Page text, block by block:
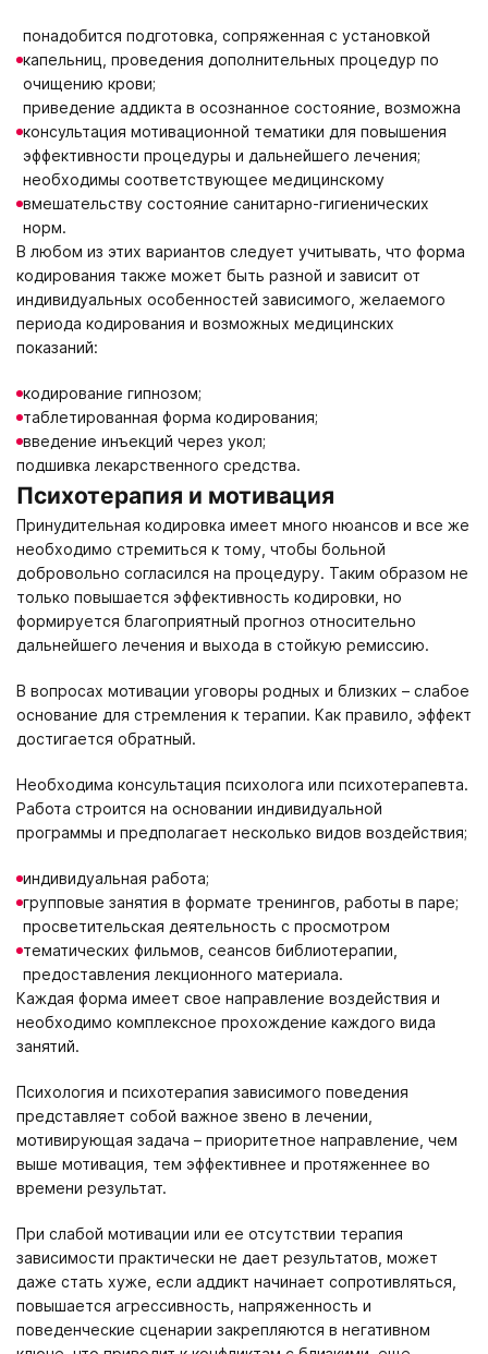
понадобится подготовка, сопряженная с установкой
капельниц, проведения дополнительных процедур по
очищению крови;
приведение аддикта в осознанное состояние, возможна
консультация мотивационной тематики для повышения
эффективности процедуры и дальнейшего лечения;
необходимы соответствующее медицинскому
вмешательству состояние санитарно-гигиенических
норм.
В любом из этих вариантов следует учитывать, что форма
кодирования также может быть разной и зависит от
индивидуальных особенностей зависимого, желаемого
периода кодирования и возможных медицинских
показаний:
кодирование гипнозом;
таблетированная форма кодирования;
введение инъекций через укол;
подшивка лекарственного средства.
Психотерапия и мотивация
Принудительная кодировка имеет много нюансов и все же
необходимо стремиться к тому, чтобы больной
добровольно согласился на процедуру. Таким образом не
только повышается эффективность кодировки, но
формируется благоприятный прогноз относительно
дальнейшего лечения и выхода в стойкую ремиссию.
В вопросах мотивации уговоры родных и близких – слабое
основание для стремления к терапии. Как правило, эффект
достигается обратный.
Необходима консультация психолога или психотерапевта.
Работа строится на основании индивидуальной
программы и предполагает несколько видов воздействия;
индивидуальная работа;
групповые занятия в формате тренингов, работы в паре;
просветительская деятельность с просмотром
тематических фильмов, сеансов библиотерапии,
предоставления лекционного материала.
Каждая форма имеет свое направление воздействия и
необходимо комплексное прохождение каждого вида
занятий.
Психология и психотерапия зависимого поведения
представляет собой важное звено в лечении,
мотивирующая задача – приоритетное направление, чем
выше мотивация, тем эффективнее и протяженнее во
времени результат.
При слабой мотивации или ее отсутствии терапия
зависимости практически не дает результатов, может
даже стать хуже, если аддикт начинает сопротивляться,
повышается агрессивность, напряженность и
поведенческие сценарии закрепляются в негативном